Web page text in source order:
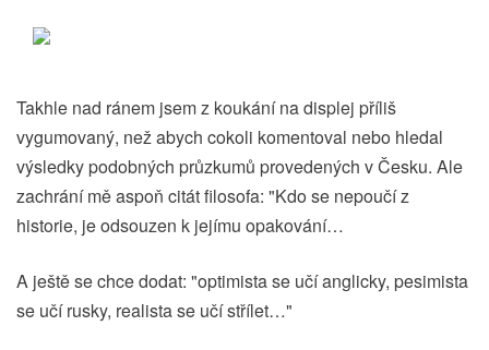
Takhle nad ránem jsem z koukání na displej příliš
vygumovaný, než abych cokoli komentoval nebo hledal
výsledky podobných průzkumů provedených v Česku. Ale
zachrání mě aspoň citát filosofa: "Kdo se nepoučí z
historie, je odsouzen k jejímu opakování…
A ještě se chce dodat: "optimista se učí anglicky, pesimista
se učí rusky, realista se učí střílet…"